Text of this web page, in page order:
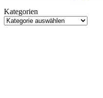
Rush-
Squad-
System
Demo
und
Kategorien
Kategorien